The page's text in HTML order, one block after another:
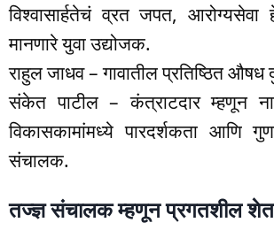
विश्वासार्हतेचं व्रत जपत,
मानणारे युवा उद्योजक.
राहुल जाधव – गावातील प्रतिष्ठित औषध
संकेत पाटील – कंत्राटदार म्हणून
विकासकामांमध्ये पारदर्शकता आणि
संचालक.
तज्ज्ञ संचालक म्हणून प्रगतशील